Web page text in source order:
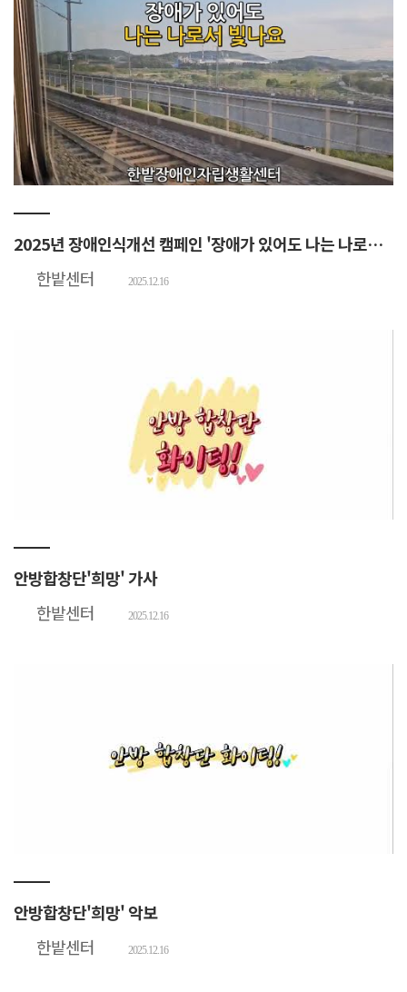
2025년 장애인식개선 캠페인 '장애가 있어도 나는 나로서 빛나요'
한밭센터
2025.12.16
안방합창단'희망' 가사
한밭센터
2025.12.16
안방합창단'희망' 악보
한밭센터
2025.12.16